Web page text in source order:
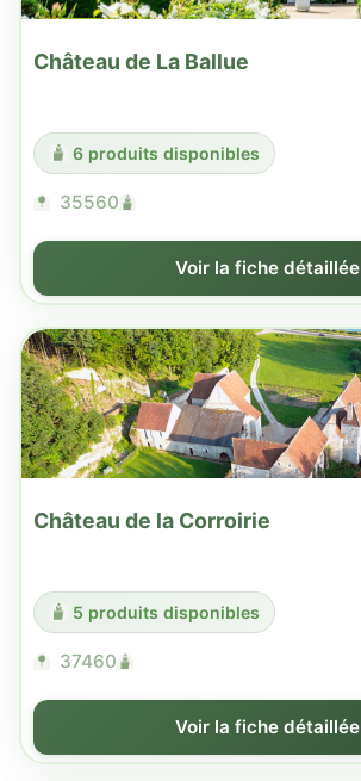
Château de La Ballue
6 produits disponibles
35560
Voir la fiche détaillée
Château de la Corroirie
5 produits disponibles
37460
Voir la fiche détaillée